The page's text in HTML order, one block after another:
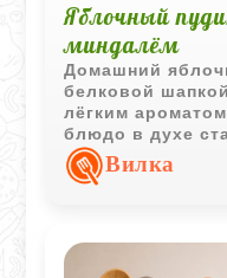
Яблочный
миндалём
Домашний
белковой
лёгким
блюдо в духе
кухни, которое
подавать тёплым.
Вилка